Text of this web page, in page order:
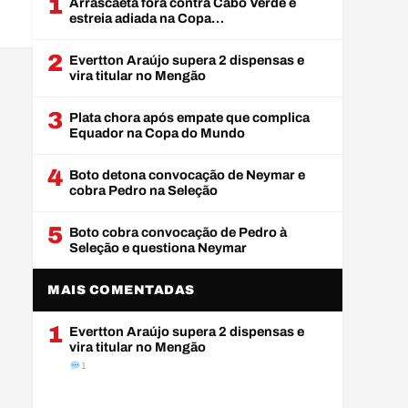
1 estreia adiada na Copa…
2 Evertton Araújo supera 2 dispensas e
vira titular no Mengão
3 Plata chora após empate que complica
Equador na Copa do Mundo
4 Boto detona convocação de Neymar e
cobra Pedro na Seleção
5 Boto cobra convocação de Pedro à
Seleção e questiona Neymar
MAIS COMENTADAS
1 Evertton Araújo supera 2 dispensas e
vira titular no Mengão
1